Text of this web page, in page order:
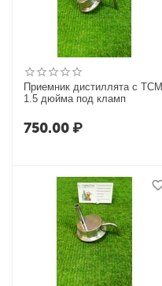
Приемник дистиллята с ТСМ
1.5 дюйма под кламп
750.00₽